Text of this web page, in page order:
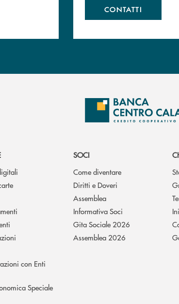
CONTATTI
con Enti
Speciale
SOCI
Come diventare
Diritti e Doveri
Assemblea
Informativa Soci
Gita Sociale 2026
Assemblea 2026